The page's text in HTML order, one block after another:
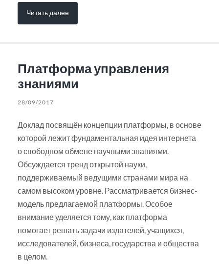
Читать далее
Платформа управления
знаниями
28/09/2017
Доклад посвящён концепции платформы, в основе
которой лежит фундаментальная идея интернета
о свободном обмене научными знаниями.
Обсуждается тренд открытой науки,
поддерживаемый ведущими странами мира на
самом высоком уровне. Рассматривается бизнес-
модель предлагаемой платформы. Особое
внимание уделяется тому, как платформа
помогает решать задачи издателей, учащихся,
исследователей, бизнеса, государства и общества
в целом.